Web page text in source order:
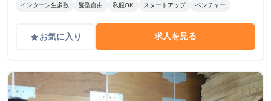
インターン生多数 髪型自由 私服OK スタートアップ ベンチャー
gradeお気に入り 求人を見る